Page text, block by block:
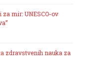
mir: UNESCO-ov
zdravstvenih nauka za